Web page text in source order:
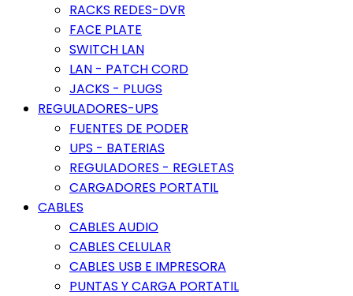
RACKS REDES-DVR
FACE PLATE
SWITCH LAN
LAN - PATCH CORD
JACKS - PLUGS
REGULADORES-UPS
FUENTES DE PODER
UPS - BATERIAS
REGULADORES - REGLETAS
CARGADORES PORTATIL
CABLES
CABLES AUDIO
CABLES CELULAR
CABLES USB E IMPRESORA
PUNTAS Y CARGA PORTATIL